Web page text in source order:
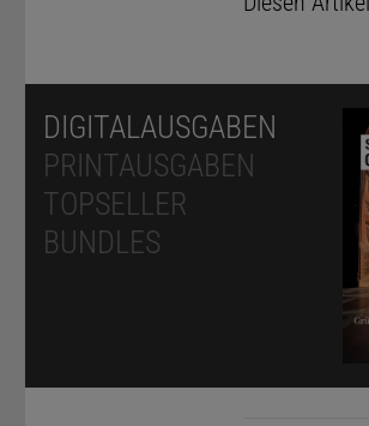
DIGITALAUSGABEN
PRINTAUSGABEN
TOPSELLER
BUNDLES